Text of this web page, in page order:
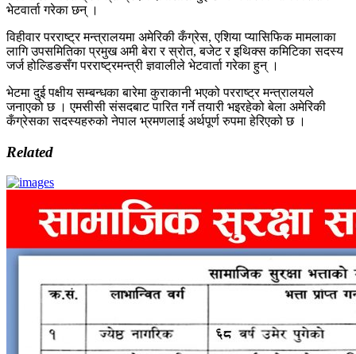
भेटवार्ता गरेका छन् ।
विहीवार परराष्ट्र मन्त्रालयमा अमेरिकी कँग्रेस, एशिया प्यासिफिक मामलाका
लागि उपसमितिका प्रमुख अमी बेरा र स्रोत, बजेट र इथिक्स कमिटिका सदस्य
जर्ज होल्डिङसँग परराष्ट्रमन्त्री ज्ञवालीले भेटवार्ता गरेका हुन् ।
भेटमा दुई पक्षीय सम्बन्धका बारेमा कुराकानी भएको परराष्ट्र मन्त्रालयले
जनाएको छ । एमसीसी संसदबाट पारित गर्ने तयारी भइरहेको बेला अमेरिकी
कँग्रेसका सदस्यहरुको नेपाल भ्रमणलाई अर्थपूर्ण रुपमा हेरिएको छ ।
Related